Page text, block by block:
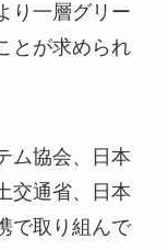
り一層グリー
とが求められ
ム協会、日本
交通省、日本
で取り組んで